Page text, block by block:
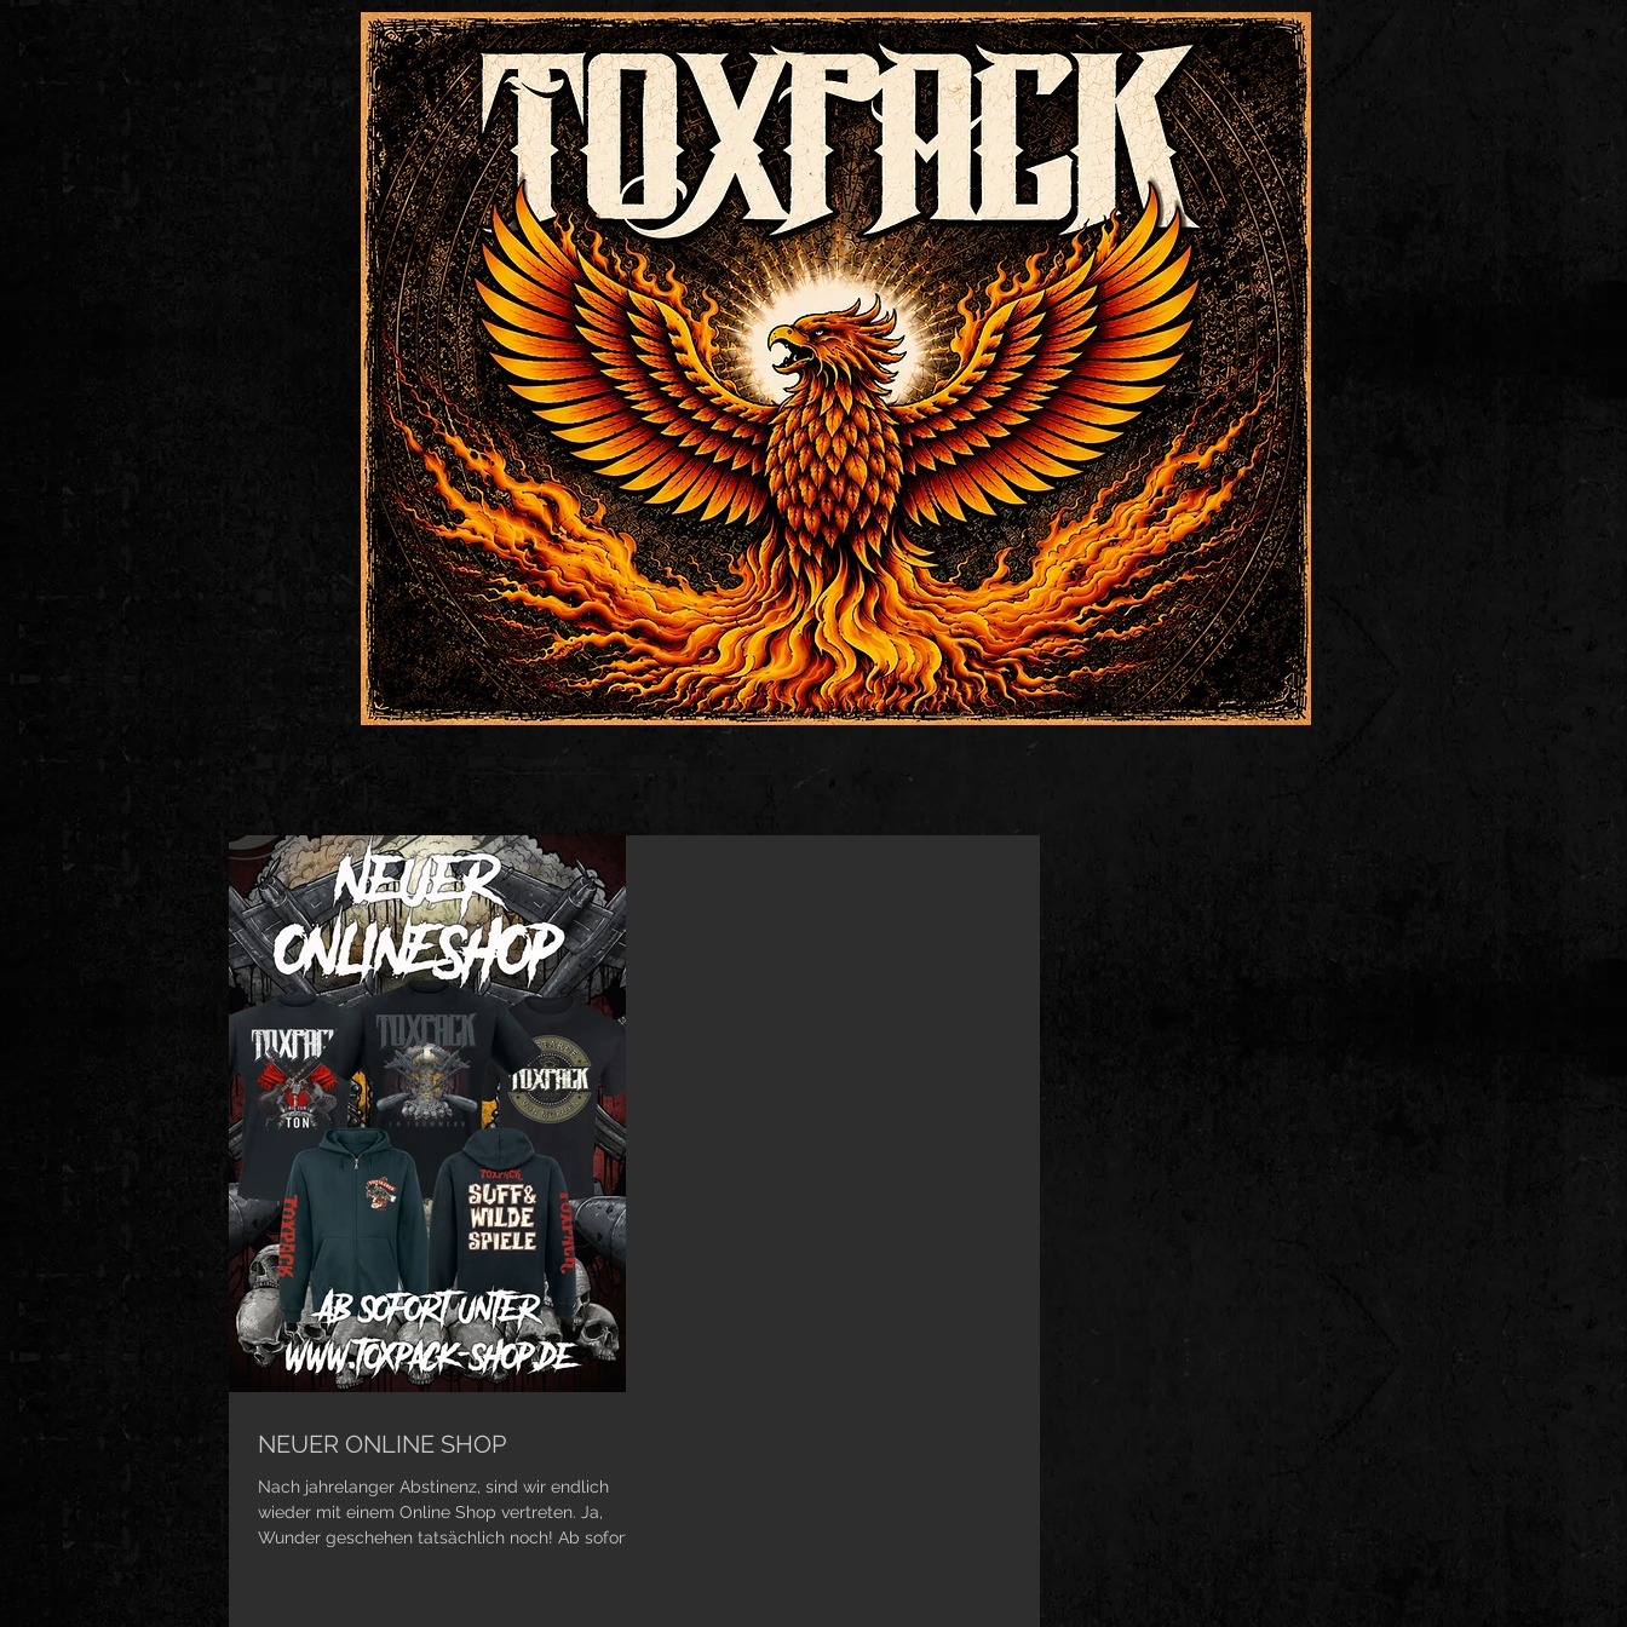
NEUER ONLINE SHOP
Nach jahrelanger Abstinenz, sind wir endlich
wieder mit einem Online Shop vertreten. Ja,
Wunder geschehen tatsächlich noch! Ab sofort...